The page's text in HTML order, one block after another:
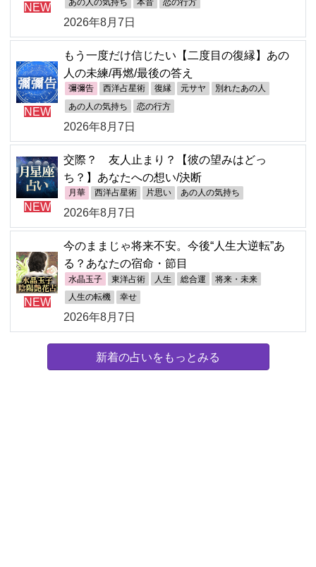
NEW あの人の気持ち 本音 恋の行方
2026年8月7日
NEW
もう一度だけ信じたい【二度目の復縁】あの
人の未練/再燃/最後の答え
彌彌告 西洋占星術 復縁 元サヤ 別れたあの人
あの人の気持ち 恋の行方
2026年8月7日
NEW
交際？ 友人止まり？【彼の望みはどっ
ち？】あなたへの想い/決断
月華 西洋占星術 片思い あの人の気持ち
2026年8月7日
NEW
今のままじゃ将来不安。今後“人生大逆転”あ
る？あなたの宿命・節目
水晶玉子 東洋占術 人生 総合運 将来・未来
人生の転機 幸せ
2026年8月7日
新着の占いをもっとみる